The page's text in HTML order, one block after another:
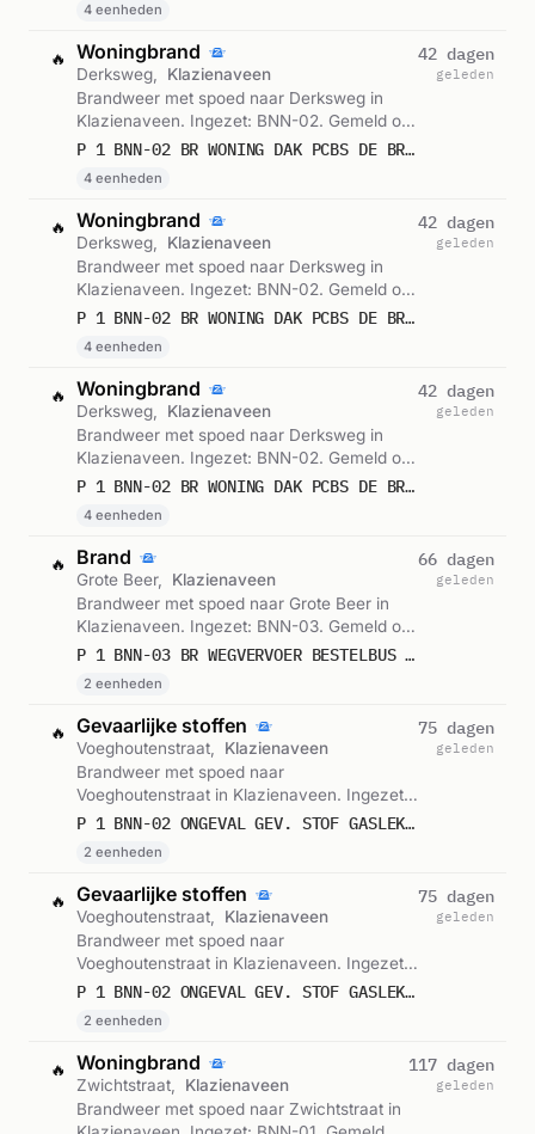
4 eenheden
🔥 Woningbrand
Derksweg,
Klazienaveen
Brandweer met spoed naar Derksweg in
Klazienaveen. Ingezet: BNN-02. Gemeld om
10:30.
P 1 BNN-02 BR WONING DAK PCBS DE BRUG DERKSWEG KLAZIENAVEEN 038851 038693 018768 038732
4 eenheden
42 dagen
geleden
🔥 Woningbrand
Derksweg,
Klazienaveen
Brandweer met spoed naar Derksweg in
Klazienaveen. Ingezet: BNN-02. Gemeld om
09:57.
P 1 BNN-02 BR WONING DAK PCBS DE BRUG DERKSWEG KLAZIENAVEEN 038851 038693 018768 038732
4 eenheden
42 dagen
geleden
🔥 Woningbrand
Derksweg,
Klazienaveen
Brandweer met spoed naar Derksweg in
Klazienaveen. Ingezet: BNN-02. Gemeld om
09:52.
P 1 BNN-02 BR WONING DAK PCBS DE BRUG DERKSWEG KLAZIENAVEEN 038851 038693 018768 038732
4 eenheden
42 dagen
geleden
🔥 Brand
Grote Beer,
Klazienaveen
Brandweer met spoed naar Grote Beer in
Klazienaveen. Ingezet: BNN-03. Gemeld om
00:29.
P 1 BNN-03 BR WEGVERVOER BESTELBUS GROTE BEER KLAZIENAVEEN 038768 038732
2 eenheden
66 dagen
geleden
🔥 Gevaarlijke stoffen
Voeghoutenstraat,
Klazienaveen
Brandweer met spoed naar
Voeghoutenstraat in Klazienaveen. Ingezet:
BNN-02. Let op: incident met gevaarlijke
P 1 BNN-02 ONGEVAL GEV. STOF GASLEKKAGE BUITEN METING VOEGHOUTENSTRAAT KLAZIENAVEEN 038693 038732
2 eenheden
75 dagen
geleden
🔥 Gevaarlijke stoffen
Voeghoutenstraat,
Klazienaveen
Brandweer met spoed naar
Voeghoutenstraat in Klazienaveen. Ingezet:
BNN-02. Let op: incident met gevaarlijke
P 1 BNN-02 ONGEVAL GEV. STOF GASLEKKAGE BUITEN METING VOEGHOUTENSTRAAT KLAZIENAVEEN 038693 038732
2 eenheden
75 dagen
geleden
🔥 Woningbrand
Zwichtstraat,
Klazienaveen
Brandweer met spoed naar Zwichtstraat in
117 dagen
geleden